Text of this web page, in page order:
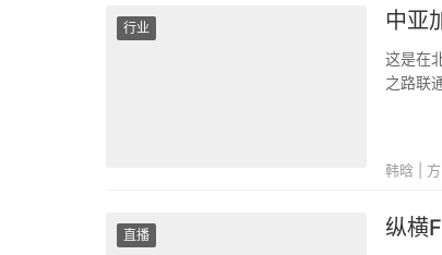
行业 中亚
这是在
之路联
韩晗 |
直播 纵横